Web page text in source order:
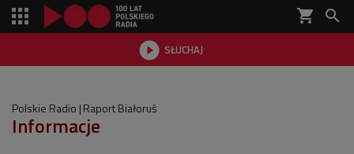
shopping_cart 
 SŁUCHAJ

Polskie Radio Raport Białoruś
Informacje